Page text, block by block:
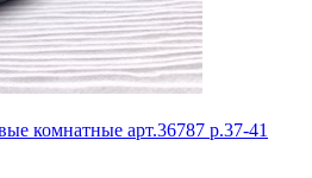
комнатные арт.36787 р.37-41